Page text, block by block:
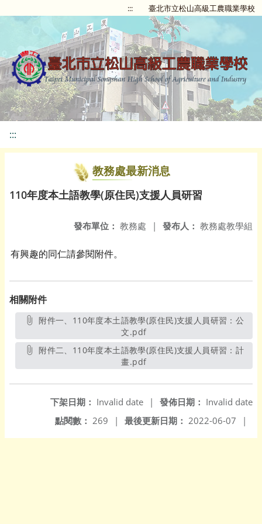
::: 臺北市立松山高級工農職業學校
:::
教務處最新消息
110年度本土語教學(原住民)支援人員研習
發布人： 教務處教學組
發布單位： 教務處 |
有興趣的同仁請參閱附件。
相關附件
附件一、110年度本土語教學(原住民)支援人員研習：公
文.pdf另開新視窗
附件二、110年度本土語教學(原住民)支援人員研習：計
畫.pdf另開新視窗
發佈日期： Invalid date
下架日期： Invalid date
|
最後更新日期： 2022-06-07 |
點閱數： 269 |